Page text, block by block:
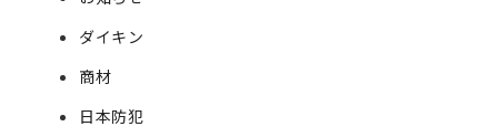
ダイキン
商材
日本防犯